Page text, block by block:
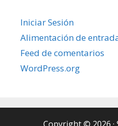
Iniciar Sesión
Alimentación de
Feed de comentarios
WordPress.org
Copyright © 2026 ·